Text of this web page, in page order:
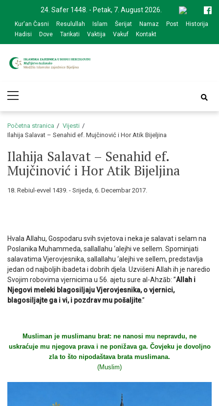
navigation
content
24. Safer 1448. - Petak, 7. August 2026.
Kur'an Časni Resulullah Islam Šerijat Namaz Post
Historija
Hadisi
Dove Tarikati Vaktija Vakuf Kontakt
zajednice Bijeljina
Menu
Početna stranica
Vijesti
Ilahija Salavat – Senahid ef. Mujčinović i Hor Atik Bijeljina
Ilahija Salavat – Senahid ef.
Mujčinović i Hor Atik Bijeljina
18. Rebiul-evvel 1439. - Srijeda, 6. Decembar 2017.
Hvala Allahu, Gospodaru svih svjetova i neka je salavat i selam na
Poslanika Muhammeda, sallallahu ‘alejhi ve sellem. Spominjati
salavatima Vjerovjesnika, sallallahu ‘alejhi ve sellem, predstavlja
jedan od najboljih ibadeta i dobrih djela. Uzvišeni Allah ih je naredio
Svojim robovima vjernicima u 56. ajetu sure al-Ahzāb: ”Allah i
Njegovi meleki blagosiljaju Vjerovjesnika, o vjernici,
blagosiljajte ga i vi, i pozdrav mu pošaljite.”
Musliman je muslimanu brat: ne nanosi mu nepravdu, ne
uskraćuje mu njegova prava i ne ponižava ga. Čovjeku je dovoljno
zla to što nipodaštava brata muslimana.
(Muslim)